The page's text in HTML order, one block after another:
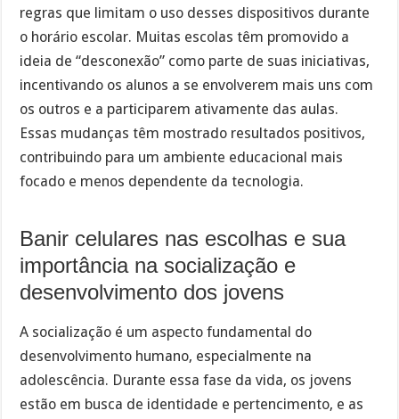
regras que limitam o uso desses dispositivos durante
o horário escolar. Muitas escolas têm promovido a
ideia de “desconexão” como parte de suas iniciativas,
incentivando os alunos a se envolverem mais uns com
os outros e a participarem ativamente das aulas.
Essas mudanças têm mostrado resultados positivos,
contribuindo para um ambiente educacional mais
focado e menos dependente da tecnologia.
Banir celulares nas escolhas e sua
importância na socialização e
desenvolvimento dos jovens
A socialização é um aspecto fundamental do
desenvolvimento humano, especialmente na
adolescência. Durante essa fase da vida, os jovens
estão em busca de identidade e pertencimento, e as